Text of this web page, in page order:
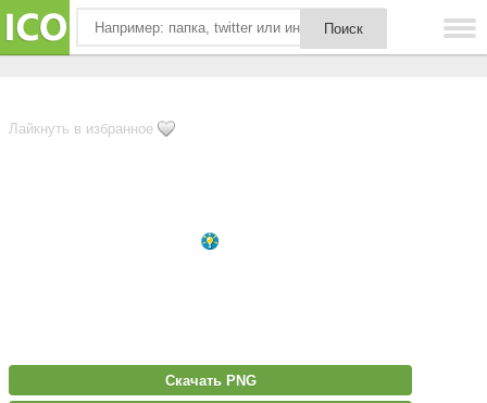
Лайкнуть в избранное
Скачать PNG